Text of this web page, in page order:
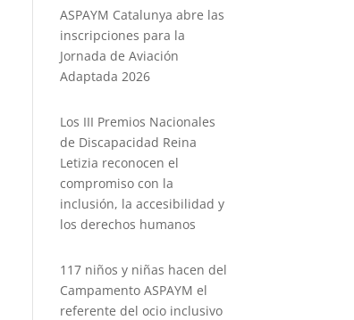
ASPAYM Catalunya abre las
inscripciones para la
Jornada de Aviación
Adaptada 2026
Los III Premios Nacionales
de Discapacidad Reina
Letizia reconocen el
compromiso con la
inclusión, la accesibilidad y
los derechos humanos
117 niños y niñas hacen del
Campamento ASPAYM el
referente del ocio inclusivo